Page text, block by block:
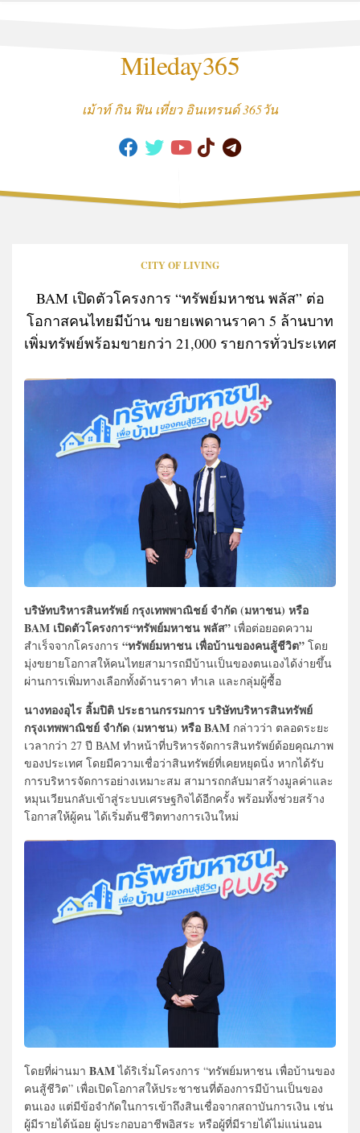
Mileday365
เม้าท์ กิน ฟิน เที่ยว อินเทรนด์ 365วัน
CITY OF LIVING
BAM เปิดตัวโครงการ “ทรัพย์มหาชน พลัส” ต่อ
โอกาสคนไทยมีบ้าน ขยายเพดานราคา 5 ล้านบาท
เพิ่มทรัพย์พร้อมขายกว่า 21,000 รายการทั่วประเทศ
บริษัทบริหารสินทรัพย์ กรุงเทพพาณิชย์ จำกัด (มหาชน) หรือ
BAM เปิดตัวโครงการ“ทรัพย์มหาชน พลัส” เพื่อต่อยอดความ
สำเร็จจากโครงการ “ทรัพย์มหาชน เพื่อบ้านของคนสู้ชีวิต” โดย
มุ่งขยายโอกาสให้คนไทยสามารถมีบ้านเป็นของตนเองได้ง่ายขึ้น
ผ่านการเพิ่มทางเลือกทั้งด้านราคา ทำเล และกลุ่มผู้ซื้อ
นางทองอุไร ลิ้มปิติ ประธานกรรมการ บริษัทบริหารสินทรัพย์
กรุงเทพพาณิชย์ จำกัด (มหาชน) หรือ BAM กล่าวว่า ตลอดระยะ
เวลากว่า 27 ปี BAM ทำหน้าที่บริหารจัดการสินทรัพย์ด้อยคุณภาพ
ของประเทศ โดยมีความเชื่อว่าสินทรัพย์ที่เคยหยุดนิ่ง หากได้รับ
การบริหารจัดการอย่างเหมาะสม สามารถกลับมาสร้างมูลค่าและ
หมุนเวียนกลับเข้าสู่ระบบเศรษฐกิจได้อีกครั้ง พร้อมทั้งช่วยสร้าง
โอกาสให้ผู้คน ได้เริ่มต้นชีวิตทางการเงินใหม่
โดยที่ผ่านมา BAMได้ริเริ่มโครงการ “ทรัพย์มหาชน เพื่อบ้านของ
คนสู้ชีวิต” เพื่อเปิดโอกาสให้ประชาชนที่ต้องการมีบ้านเป็นของ
ตนเอง แต่มีข้อจำกัดในการเข้าถึงสินเชื่อจากสถาบันการเงิน เช่น
ผู้มีรายได้น้อย ผู้ประกอบอาชีพอิสระ หรือผู้ที่มีรายได้ไม่แน่นอน